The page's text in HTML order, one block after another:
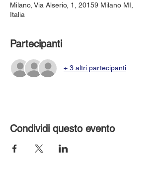
Milano, Via Alserio, 1, 20159 Milano MI,
Italia
Partecipanti
+ 3 altri partecipanti
Condividi questo evento